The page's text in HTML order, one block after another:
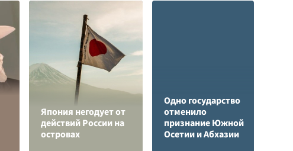
Япония негодует от
действий России на
островах
Одно государство
отменило
признание Южной
Осетии и Абхазии